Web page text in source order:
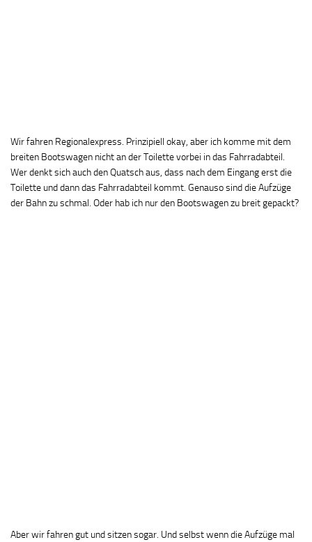
Wir fahren Regionalexpress. Prinzipiell okay, aber ich komme mit dem
breiten Bootswagen nicht an der Toilette vorbei in das Fahrradabteil.
Wer denkt sich auch den Quatsch aus, dass nach dem Eingang erst die
Toilette und dann das Fahrradabteil kommt. Genauso sind die Aufzüge
der Bahn zu schmal. Oder hab ich nur den Bootswagen zu breit gepackt?
Aber wir fahren gut und sitzen sogar. Und selbst wenn die Aufzüge mal